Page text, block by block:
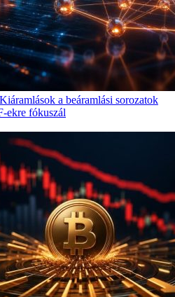
a beáramlási sorozatok
ekre fókuszál